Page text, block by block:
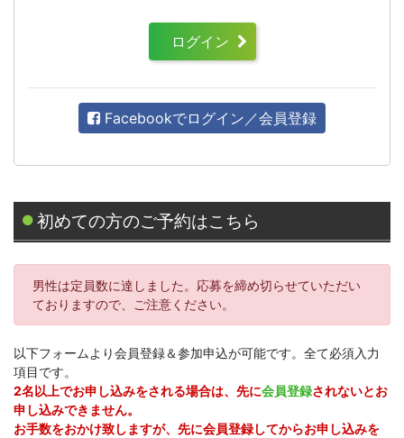
ログイン
Facebookでログイン／会員登録
初めての方のご予約はこちら
男性は定員数に達しました。応募を締め切らせていただい
ておりますので、ご注意ください。
以下フォームより会員登録＆参加申込が可能です。全て必須入力
項目です。
2名以上でお申し込みをされる場合は、先に会員登録されないとお
申し込みできません。
お手数をおかけ致しますが、先に会員登録してからお申し込みを